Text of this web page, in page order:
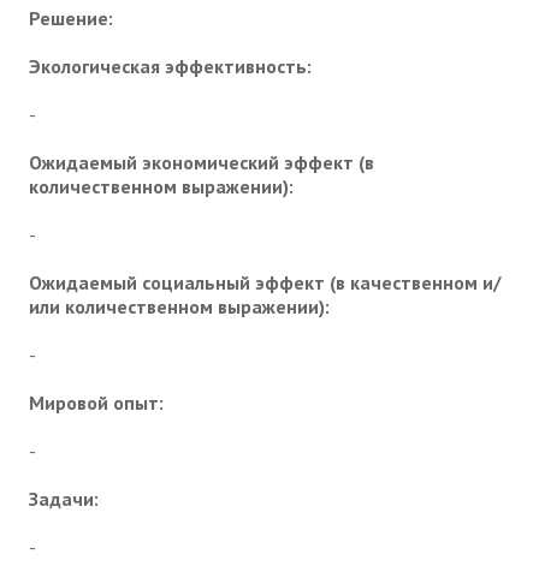
Решение:
Экологическая эффективность:
-
Ожидаемый экономический эффект (в
количественном выражении):
-
Ожидаемый социальный эффект (в качественном и/
или количественном выражении):
-
Мировой опыт:
-
Задачи:
-